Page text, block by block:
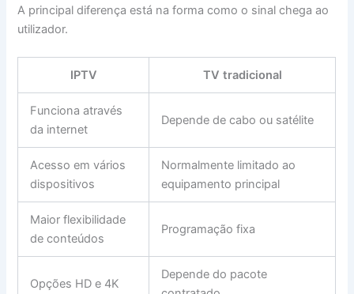
A principal diferença está na forma como o sinal chega ao
utilizador.
IPTV TV tradicional
Funciona através
da internet
Depende de cabo ou satélite
Acesso em vários
dispositivos
Normalmente limitado ao
equipamento principal
Maior flexibilidade
de conteúdos
Programação fixa
Opções HD e 4K
Depende do pacote